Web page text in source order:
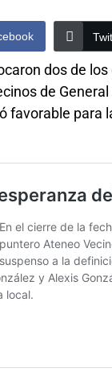
dos de
de
favorable para